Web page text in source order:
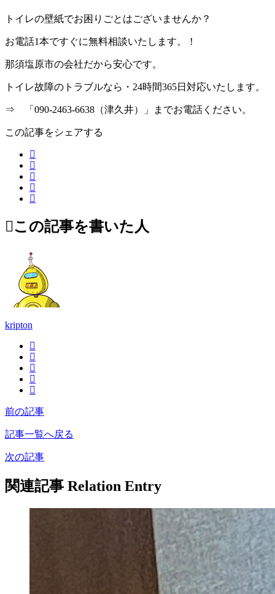
トイレの壁紙でお困りごとはございませんか？
お電話1本ですぐに無料相談いたします。！
那須塩原市の会社だから安心です。
トイレ故障のトラブルなら・24時間365日対応いたします。
⇒ 「090-2463-6638（津久井）」までお電話ください。
この記事をシェアする
この記事を書いた人
kripton
前の記事
記事一覧へ戻る
次の記事
関連記事 Relation Entry